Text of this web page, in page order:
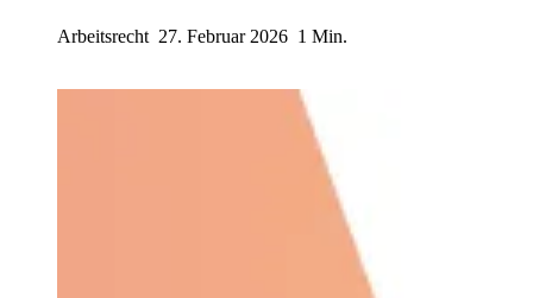
Arbeitsrecht 27. Februar 2026 1 Min.